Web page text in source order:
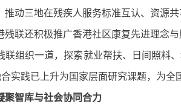
动三地在残疾人服务标准互认、资源共
残联还积极推广香港社区康复先进理念
联组织一道，探索就业帮扶、日间照料
实践已上升为国家层面研究课题，为
聚智库与社会协同合力